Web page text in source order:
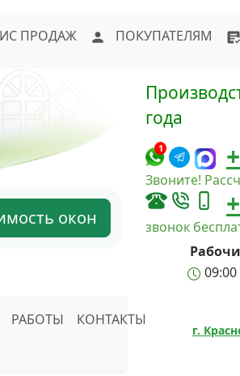
ПРОДАЖ ПОКУПАТЕЛЯМ
окон
РАБОТЫ КОНТАКТЫ
года
1
Звоните!
звонок
09:00
г.